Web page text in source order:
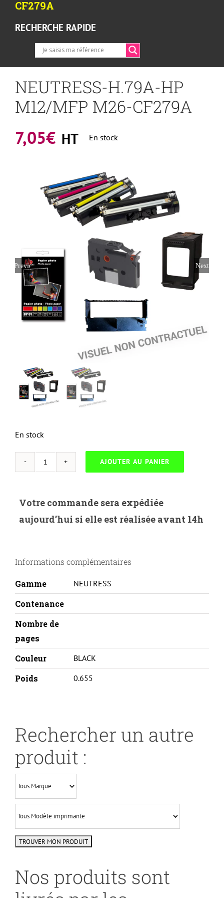
CF279A
RECHERCHE RAPIDE
NEUTRESS-H.79A-HP
M12/MFP M26-CF279A
7,05€ HT En stock
Previous Next
En stock
quantité
H.79A-
HP
CF279A
AJOUTER AU PANIER
Votre commande sera expédiée
aujourd’hui si elle est réalisée avant 14h
Informations complémentaires
Gamme NEUTRESS
Contenance
Nombre de
pages
Couleur
BLACK
Poids 0.655
Rechercher un autre
produit :
Nos produits sont